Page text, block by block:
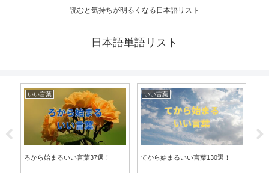
読むと気持ちが明るくなる日本語リスト
日本語単語リスト
いい言葉
ろから始まるいい言葉37選！
いい言葉
てから始まるいい言葉130選！